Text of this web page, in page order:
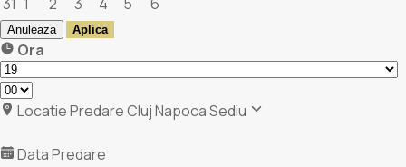
Anuleaza Aplica
Ora
Locatie PredareCluj Napoca Sediu
Data Predare